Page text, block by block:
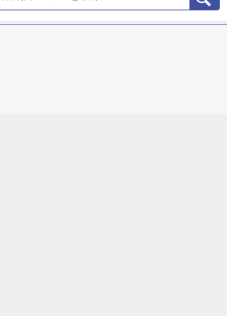
有を行うほか、大学や薬剤師会の研修会
役立つ薬の比較と使い分け100（羊土